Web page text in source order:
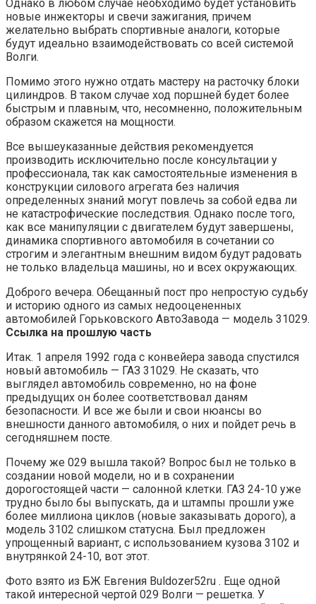
Однако в любом случае необходимо будет установить
новые инжекторы и свечи зажигания, причем
желательно выбрать спортивные аналоги, которые
будут идеально взаимодействовать со всей системой
Волги.
Помимо этого нужно отдать мастеру на расточку блоки
цилиндров. В таком случае ход поршней будет более
быстрым и плавным, что, несомненно, положительным
образом скажется на мощности.
Все вышеуказанные действия рекомендуется
производить исключительно после консультации у
профессионала, так как самостоятельные изменения в
конструкции силового агрегата без наличия
определенных знаний могут повлечь за собой едва ли
не катастрофические последствия. Однако после того,
как все манипуляции с двигателем будут завершены,
динамика спортивного автомобиля в сочетании со
строгим и элегантным внешним видом будут радовать
не только владельца машины, но и всех окружающих.
Доброго вечера. Обещанный пост про непростую судьбу
и историю одного из самых недооцененных
автомобилей Горьковского АвтоЗавода — модель 31029.
Ссылка на прошлую часть
Итак. 1 апреля 1992 года с конвейера завода спустился
новый автомобиль — ГАЗ 31029. Не сказать, что
выглядел автомобиль современно, но на фоне
предыдущих он более соответствовал даням
безопасности. И все же были и свои нюансы во
внешности данного автомобиля, о них и пойдет речь в
сегодняшнем посте.
Почему же 029 вышла такой? Вопрос был не только в
создании новой модели, но и в сохранении
дорогостоящей части — салонной клетки. ГАЗ 24-10 уже
трудно было бы выпускать, да и штампы прошли уже
более миллиона циклов (новые заказывать дорого), а
модель 3102 слишком статусна. Был предложен
упрощенный вариант, с использованием кузова 3102 и
внутрянкой 24-10, вот этот.
Фото взято из БЖ Евгения Buldozer52ru . Еще одной
такой интересной чертой 029 Волги — решетка. У